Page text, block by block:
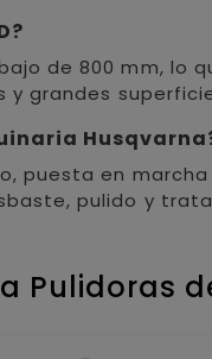
de 800 mm, lo
y grandes
puesta en
pulido y
Pulidoras